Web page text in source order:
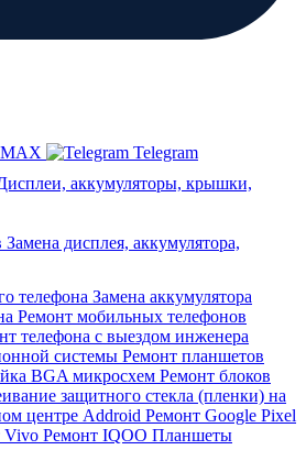
MAX
Telegram
аккумуляторы, крышки,
Замена дисплея, аккумулятора,
телефона Замена аккумулятора
Ремонт мобильных телефонов
телефона с выездом инженера
системы Ремонт планшетов
BGA микросхем Ремонт блоков
защитного стекла (пленки) на
центре Addroid Ремонт Google Pixel
Vivo Ремонт IQOO Планшеты